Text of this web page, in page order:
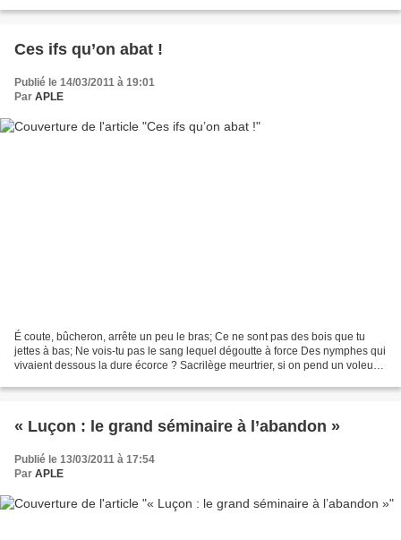
Ces ifs qu’on abat !
Publié le 14/03/2011 à 19:01
Par APLE
É coute, bûcheron, arrête un peu le bras; Ce ne sont pas des bois que tu
jettes à bas; Ne vois-tu pas le sang lequel dégoutte à force Des nymphes qui
vivaient dessous la dure écorce ? Sacrilège meurtrier, si on pend un voleur
« Luçon : le grand séminaire à l’abandon »
Publié le 13/03/2011 à 17:54
Par APLE